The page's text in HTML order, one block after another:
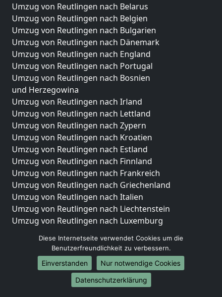
Umzug von Reutlingen nach Belarus
Umzug von Reutlingen nach Belgien
Umzug von Reutlingen nach Bulgarien
Umzug von Reutlingen nach Dänemark
Umzug von Reutlingen nach England
Umzug von Reutlingen nach Portugal
Umzug von Reutlingen nach Bosnien
und Herzegowina
Umzug von Reutlingen nach Irland
Umzug von Reutlingen nach Lettland
Umzug von Reutlingen nach Zypern
Umzug von Reutlingen nach Kroatien
Umzug von Reutlingen nach Estland
Umzug von Reutlingen nach Finnland
Umzug von Reutlingen nach Frankreich
Umzug von Reutlingen nach Griechenland
Umzug von Reutlingen nach Italien
Umzug von Reutlingen nach Liechtenstein
Umzug von Reutlingen nach Luxemburg
Umzug von Reutlingen nach Norwegen
Umzüge-Deutschlandweit
Umzug von Reutlingen nach Berlin
Diese Internetseite verwendet Cookies um die
Benutzerfreundlichkeit zu verbessern.
Einverstanden
Nur notwendige Cookies
Datenschutzerklärung